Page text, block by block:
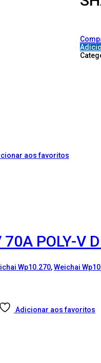
aos favoritos
POLY-V
Wp10.270,Weichai
Adicionar aos favoritos